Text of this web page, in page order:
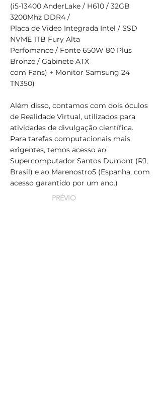
(i5-13400 AnderLake / H610 / 32GB
3200Mhz DDR4 /
Placa de Video Integrada Intel / SSD
NVME 1TB Fury Alta
Perfomance / Fonte 650W 80 Plus
Bronze / Gabinete ATX
com Fans) + Monitor Samsung 24
TN350)
Além disso, contamos com dois óculos
de Realidade Virtual, utilizados para
atividades de divulgação científica.
Para tarefas computacionais mais
exigentes, temos acesso ao
Supercomputador Santos Dumont (RJ,
Brasil) e ao Marenostro5 (Espanha, com
acesso garantido por um ano.)
PRÉVIO